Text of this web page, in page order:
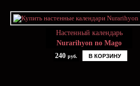
Настенный календарь
Nurarihyon no Mago
240 руб. В КОРЗИНУ